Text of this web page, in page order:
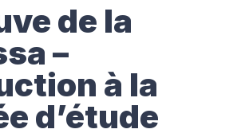
de la
–
à la
d’étude